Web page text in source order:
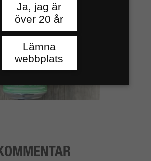
Ja, jag är
över 20 år
Lämna
webbplats